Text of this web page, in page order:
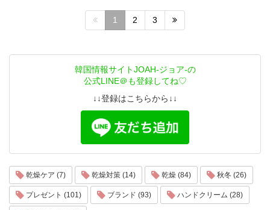
1 2 3
韓国情報サイトJOAH-ジョア-の
公式LINE＠も登録してね♡
↓↓登録はこちらから↓↓
乾燥ケア (7) 乾燥対策 (14) 乾燥 (84) 秋冬 (26)
プレゼント (101) ブランド (93) ハンドクリーム (28)